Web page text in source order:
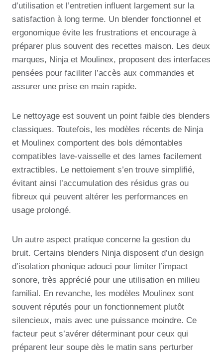
d’utilisation et l’entretien influent largement sur la
satisfaction à long terme. Un blender fonctionnel et
ergonomique évite les frustrations et encourage à
préparer plus souvent des recettes maison. Les deux
marques, Ninja et Moulinex, proposent des interfaces
pensées pour faciliter l’accès aux commandes et
assurer une prise en main rapide.
Le nettoyage est souvent un point faible des blenders
classiques. Toutefois, les modèles récents de Ninja
et Moulinex comportent des bols démontables
compatibles lave-vaisselle et des lames facilement
extractibles. Le nettoiement s’en trouve simplifié,
évitant ainsi l’accumulation des résidus gras ou
fibreux qui peuvent altérer les performances en
usage prolongé.
Un autre aspect pratique concerne la gestion du
bruit. Certains blenders Ninja disposent d’un design
d’isolation phonique adouci pour limiter l’impact
sonore, très apprécié pour une utilisation en milieu
familial. En revanche, les modèles Moulinex sont
souvent réputés pour un fonctionnement plutôt
silencieux, mais avec une puissance moindre. Ce
facteur peut s’avérer déterminant pour ceux qui
préparent leur soupe dès le matin sans perturber